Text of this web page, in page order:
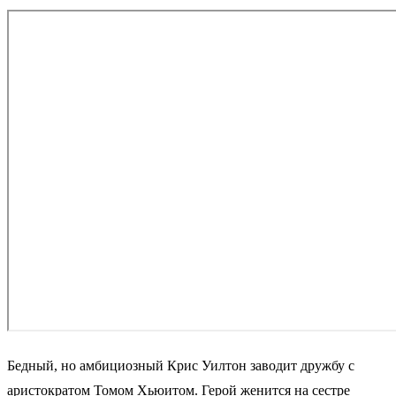
Бедный, но амбициозный Крис Уилтон заводит дружбу с
аристократом Томом Хьюитом. Герой женится на сестре